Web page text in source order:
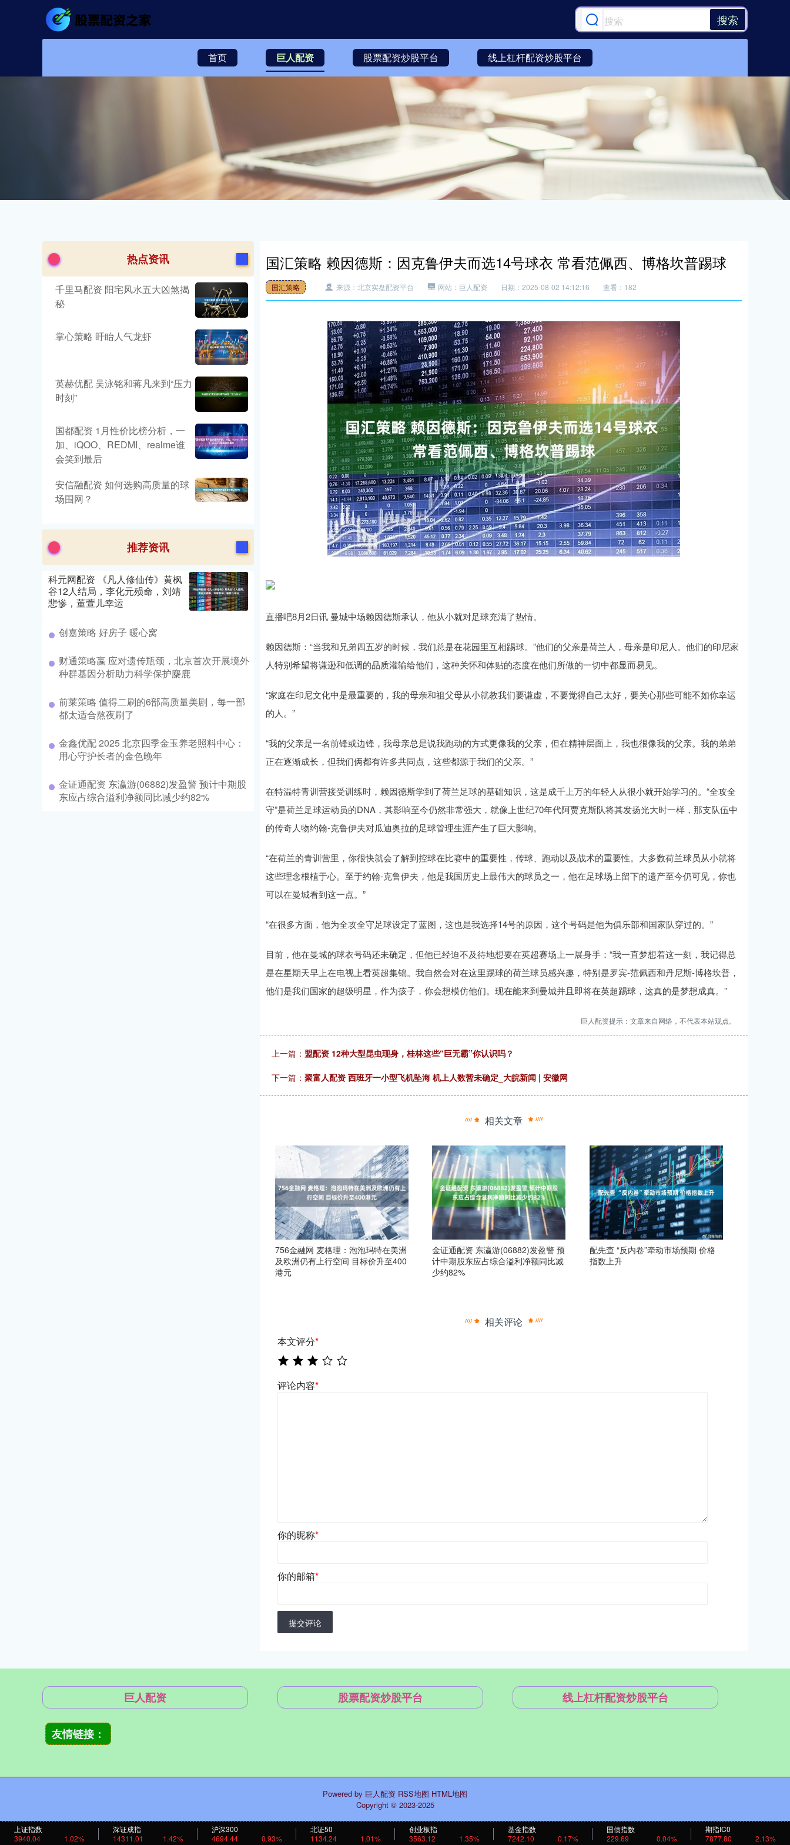
搜索
首页 巨人配资 股票配资炒股平台 线上杠杆配资炒股平台
国汇策略 赖因德斯：因克鲁伊夫而选14号球衣 常看范佩西、博格坎普踢球
国汇策略 来源：北京实盘配资平台 网站：巨人配资 日期：2025-08-02 14:12:16 查看：182
直播吧8月2日讯 曼城中场赖因德斯承认，他从小就对足球充满了热情。
赖因德斯：“当我和兄弟四五岁的时候，我们总是在花园里互相踢球。”他们的父亲是荷兰人，母亲是印尼人。他们的印尼家
人特别希望将谦逊和低调的品质灌输给他们，这种关怀和体贴的态度在他们所做的一切中都显而易见。
“家庭在印尼文化中是最重要的，我的母亲和祖父母从小就教我们要谦虚，不要觉得自己太好，要关心那些可能不如你幸运
的人。”
“我的父亲是一名前锋或边锋，我母亲总是说我跑动的方式更像我的父亲，但在精神层面上，我也很像我的父亲。我的弟弟
正在逐渐成长，但我们俩都有许多共同点，这些都源于我们的父亲。”
在特温特青训营接受训练时，赖因德斯学到了荷兰足球的基础知识，这是成千上万的年轻人从很小就开始学习的。“全攻全
守”是荷兰足球运动员的DNA，其影响至今仍然非常强大，就像上世纪70年代阿贾克斯队将其发扬光大时一样，那支队伍中
的传奇人物约翰-克鲁伊夫对瓜迪奥拉的足球管理生涯产生了巨大影响。
“在荷兰的青训营里，你很快就会了解到控球在比赛中的重要性，传球、跑动以及战术的重要性。大多数荷兰球员从小就将
这些理念根植于心。至于约翰-克鲁伊夫，他是我国历史上最伟大的球员之一，他在足球场上留下的遗产至今仍可见，你也
可以在曼城看到这一点。”
“在很多方面，他为全攻全守足球设定了蓝图，这也是我选择14号的原因，这个号码是他为俱乐部和国家队穿过的。”
目前，他在曼城的球衣号码还未确定，但他已经迫不及待地想要在英超赛场上一展身手：“我一直梦想着这一刻，我记得总
是在星期天早上在电视上看英超集锦。我自然会对在这里踢球的荷兰球员感兴趣，特别是罗宾-范佩西和丹尼斯-博格坎普，
他们是我们国家的超级明星，作为孩子，你会想模仿他们。现在能来到曼城并且即将在英超踢球，这真的是梦想成真。”
巨人配资提示：文章来自网络，不代表本站观点。
上一篇： 盟配资 12种大型昆虫现身，桂林这些“巨无霸”你认识吗？
下一篇： 聚富人配资 西班牙一小型飞机坠海 机上人数暂未确定_大皖新闻 | 安徽网
相关文章
756金融网 麦格理：泡泡玛特在美洲
及欧洲仍有上行空间 目标价升至400
港元
金证通配资 东瀛游(06882)发盈警 预
计中期股东应占综合溢利净额同比减
少约82%
配先查 “反内卷”牵动市场预期 价格
指数上升
相关评论
本文评分*
评论内容*
你的昵称*
你的邮箱*
提交评论
热点资讯
千里马配资 阳宅风水五大凶煞揭
秘
掌心策略 盱眙人气龙虾
英赫优配 吴泳铭和蒋凡来到“压力
时刻”
国都配资 1月性价比榜分析，一
加、iQOO、REDMI、realme谁
会笑到最后
安信融配资 如何选购高质量的球
场围网？
推荐资讯
科元网配资 《凡人修仙传》黄枫
谷12人结局，李化元殒命，刘靖
悲惨，董萱儿幸运
创嘉策略 好房子 暖心窝
财通策略嬴 应对遗传瓶颈，北京首次开展境外
种群基因分析助力科学保护麋鹿
前莱策略 值得二刷的6部高质量美剧，每一部
都太适合熬夜刷了
金鑫优配 2025 北京四季金玉养老照料中心：
用心守护长者的金色晚年
金证通配资 东瀛游(06882)发盈警 预计中期股
东应占综合溢利净额同比减少约82%
上证指数
3940.04
1.02%
深证成指
14311.01
1.42%
沪深300
4694.44
0.93%
北证50
1134.24
1.01%
创业板指
3563.12
1.35%
基金指数
7242.10
0.17%
国债指数
229.69
0.04%
期指IC0
7877.80
2.13%
巨人配资 股票配资炒股平台 线上杠杆配资炒股平台
友情链接：
Powered by 巨人配资 RSS地图 HTML地图
Copyright © 2023-2025